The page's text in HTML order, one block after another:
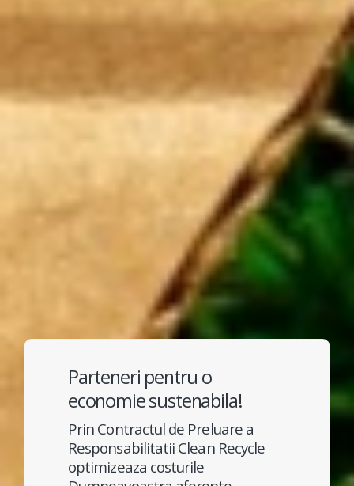
Parteneri pentru o
economie sustenabila!
Prin Contractul de Preluare a
Responsabilitatii Clean Recycle
optimizeaza costurile